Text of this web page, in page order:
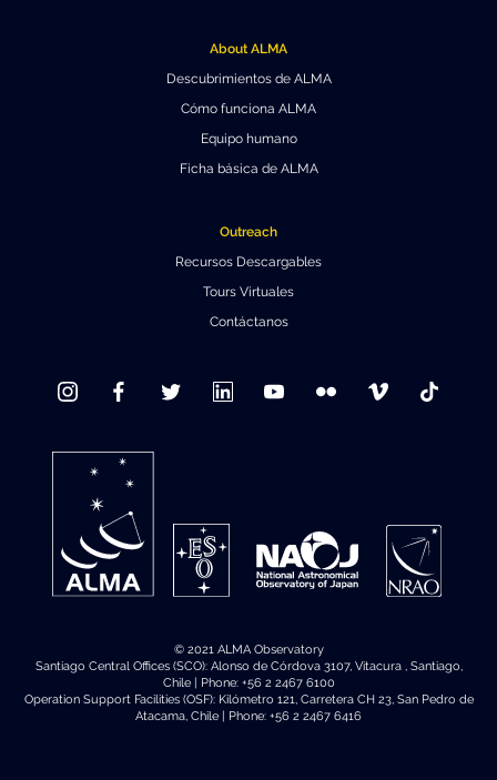
About ALMA
Descubrimientos de ALMA
Cómo funciona ALMA
Equipo humano
Ficha básica de ALMA
Outreach
Recursos Descargables
Tours Virtuales
Contáctanos
© 2021 ALMA Observatory
Santiago Central Offices (SCO): Alonso de Córdova 3107, Vitacura , Santiago,
Chile | Phone: +56 2 2467 6100
Operation Support Facilities (OSF): Kilómetro 121, Carretera CH 23, San Pedro de
Atacama, Chile | Phone: +56 2 2467 6416